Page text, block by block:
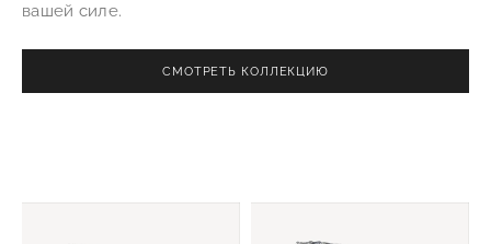
вашей силе.
СМОТРЕТЬ КОЛЛЕКЦИЮ